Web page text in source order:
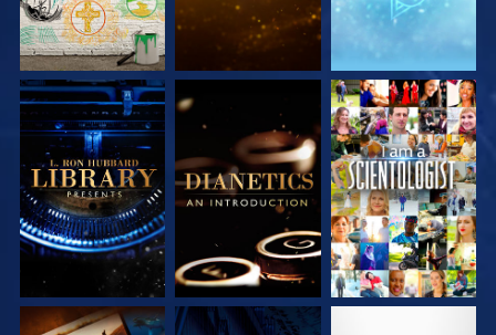
UTFORSKA
SERIEN
UTFORSKA
SERIEN
TITTA